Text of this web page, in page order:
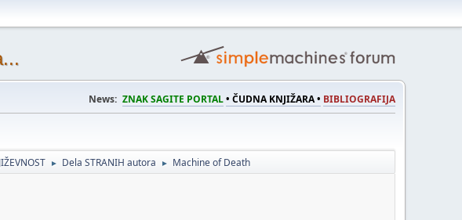
News: ZNAK SAGITE PORTAL• ČUDNA KNJIŽARA • BIBLIOGRAFIJA
► Dela STRANIH autora ► Machine of Death